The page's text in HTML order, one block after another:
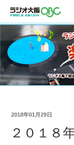
2018年01月29日
２０１８